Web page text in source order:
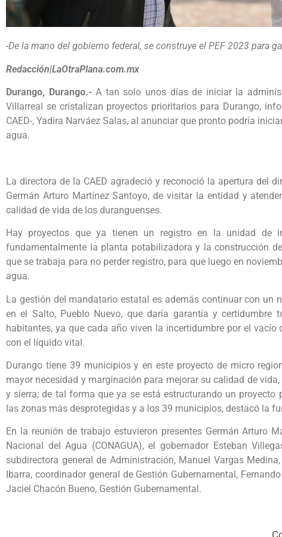
-De la mano del gobierno federal, se construye el PEF 2023 para
Redacción|LaOtraPlana.com.mx
Durango, Durango.-A tan solo unos días de iniciar la
Villarreal se cristalizan proyectos prioritarios para Durango,
CAED-, Yadira Narváez Salas, al anunciar que pronto podría
agua.
La directora de la CAED agradeció y reconoció la apertura del
Germán Arturo Martínez Santoyo, de visitar la entidad y
calidad de vida de los duranguenses.
Hay proyectos que ya tienen un registro en la unidad de
fundamentalmente la planta potabilizadora y la construcción
que se trabaja para no perder registro, para que luego en
agua.
La gestión del mandatario estatal es además continuar con un
en el Salto, Pueblo Nuevo, que daría garantía y
habitantes, ya que cada año viven la incertidumbre por el
con el líquido vital.
Durango tiene 39 municipios y en este proyecto de micro
mayor necesidad y marginación para mejorar su calidad de
y sierra; de tal forma que ya se está estructurando un proyecto
las zonas más desprotegidas y a los 39 municipios, destacó la
En la reunión de trabajo estuvieron presentes Germán Arturo
Nacional del Agua (CONAGUA), el gobernador Esteban
subdirectora general de Administración, Manuel Vargas
Ibarra, coordinador general de Gestión Gubernamental,
Jaciel Chacón Bueno, Gestión Gubernamental.